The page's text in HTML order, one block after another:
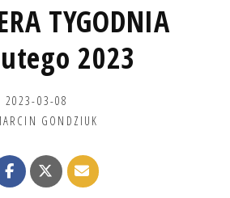
TYGODNIA
2023
2023-03-08
GONDZIUK